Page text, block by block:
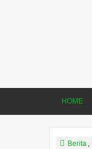
HOME
Berita ,